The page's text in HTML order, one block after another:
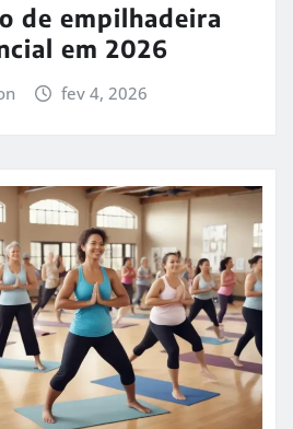
de empilhadeira
em 2026
fev 4, 2026